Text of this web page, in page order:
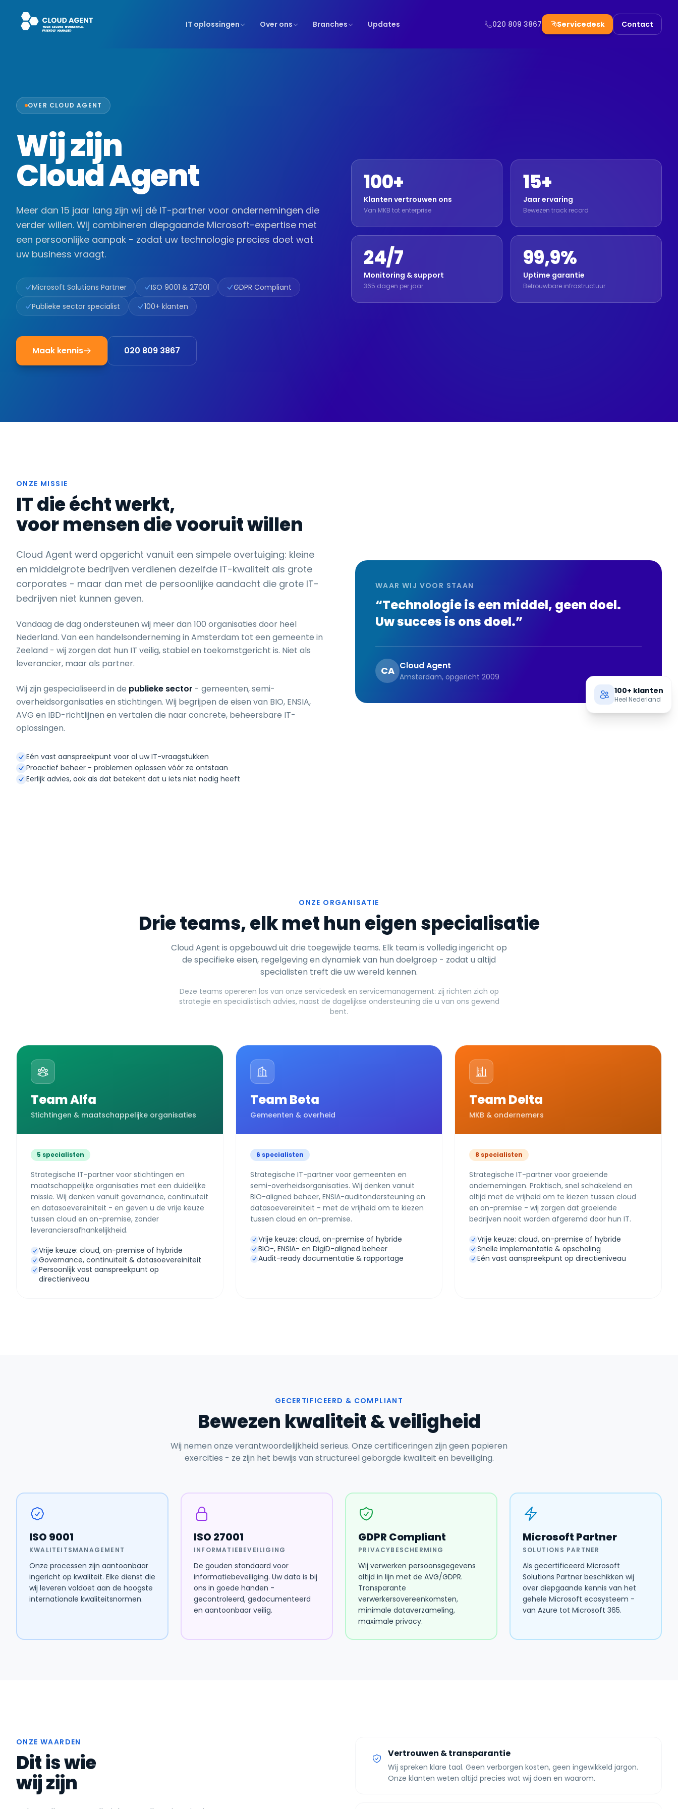
IT oplossingen Over ons Branches Updates 020 809 3867 Servicedesk Contact
OVER CLOUD AGENT
Wij zijn
Cloud Agent
Meer dan 15 jaar lang zijn wij dé IT-partner voor ondernemingen die
verder willen. Wij combineren diepgaande Microsoft-expertise met
een persoonlijke aanpak - zodat uw technologie precies doet wat
uw business vraagt.
Microsoft Solutions Partner ISO 9001 & 27001
GDPR Compliant
Publieke sector specialist
100+ klanten
Maak kennis 020 809 3867
100+
Klanten vertrouwen ons
Van MKB tot enterprise
15+
Jaar ervaring
Bewezen track record
24/7
Monitoring & support
365 dagen per jaar
99,9%
Uptime garantie
Betrouwbare infrastructuur
ONZE MISSIE
IT die écht werkt,
voor mensen die vooruit willen
Cloud Agent werd opgericht vanuit een simpele overtuiging: kleine
en middelgrote bedrijven verdienen dezelfde IT-kwaliteit als grote
corporates - maar dan met de persoonlijke aandacht die grote IT-
bedrijven niet kunnen geven.
Vandaag de dag ondersteunen wij meer dan 100 organisaties door heel
Nederland. Van een handelsonderneming in Amsterdam tot een gemeente in
Zeeland - wij zorgen dat hun IT veilig, stabiel en toekomstgericht is. Niet als
leverancier, maar als partner.
Wij zijn gespecialiseerd in de publieke sector - gemeenten, semi-
overheidsorganisaties en stichtingen. Wij begrijpen de eisen van BIO, ENSIA,
AVG en IBD-richtlijnen en vertalen die naar concrete, beheersbare IT-
oplossingen.
Eén vast aanspreekpunt voor al uw IT-vraagstukken
Proactief beheer - problemen oplossen vóór ze ontstaan
Eerlijk advies, ook als dat betekent dat u iets niet nodig heeft
WAAR WIJ VOOR STAAN
“Technologie is een middel, geen doel.
Uw succes is ons doel.”
CA Cloud Agent
Amsterdam, opgericht 2009
100+ klanten
Heel Nederland
ONZE ORGANISATIE
Drie teams, elk met hun eigen specialisatie
Cloud Agent is opgebouwd uit drie toegewijde teams. Elk team is volledig ingericht op
de specifieke eisen, regelgeving en dynamiek van hun doelgroep - zodat u altijd
specialisten treft die uw wereld kennen.
Deze teams opereren los van onze servicedesk en servicemanagement: zij richten zich op
strategie en specialistisch advies, naast de dagelijkse ondersteuning die u van ons gewend
bent.
Team Alfa
Stichtingen & maatschappelijke organisaties
5 specialisten
Strategische IT-partner voor stichtingen en
maatschappelijke organisaties met een duidelijke
missie. Wij denken vanuit governance, continuïteit
en datasoevereiniteit - en geven u de vrije keuze
tussen cloud en on-premise, zonder
leveranciersafhankelijkheid.
Vrije keuze: cloud, on-premise of hybride
Governance, continuïteit & datasoevereiniteit
Persoonlijk vast aanspreekpunt op
directieniveau
Team Beta
Gemeenten & overheid
6 specialisten
Strategische IT-partner voor gemeenten en
semi-overheidsorganisaties. Wij denken vanuit
BIO-aligned beheer, ENSIA-auditondersteuning en
datasoevereiniteit - met de vrijheid om te kiezen
tussen cloud en on-premise.
Vrije keuze: cloud, on-premise of hybride
BIO-, ENSIA- en DigiD-aligned beheer
Audit-ready documentatie & rapportage
Team Delta
MKB & ondernemers
8 specialisten
Strategische IT-partner voor groeiende
ondernemingen. Praktisch, snel schakelend en
altijd met de vrijheid om te kiezen tussen cloud
en on-premise - wij zorgen dat groeiende
bedrijven nooit worden afgeremd door hun IT.
Vrije keuze: cloud, on-premise of hybride
Snelle implementatie & opschaling
Eén vast aanspreekpunt op directieniveau
GECERTIFICEERD & COMPLIANT
Bewezen kwaliteit & veiligheid
Wij nemen onze verantwoordelijkheid serieus. Onze certificeringen zijn geen papieren
exercities - ze zijn het bewijs van structureel geborgde kwaliteit en beveiliging.
ISO 9001
KWALITEITSMANAGEMENT
Onze processen zijn aantoonbaar
ingericht op kwaliteit. Elke dienst die
wij leveren voldoet aan de hoogste
internationale kwaliteitsnormen.
ISO 27001
INFORMATIEBEVEILIGING
De gouden standaard voor
informatiebeveiliging. Uw data is bij
ons in goede handen -
gecontroleerd, gedocumenteerd
en aantoonbaar veilig.
GDPR Compliant
PRIVACYBESCHERMING
Wij verwerken persoonsgegevens
altijd in lijn met de AVG/GDPR.
Transparante
verwerkersovereenkomsten,
minimale dataverzameling,
maximale privacy.
Microsoft Partner
SOLUTIONS PARTNER
Als gecertificeerd Microsoft
Solutions Partner beschikken wij
over diepgaande kennis van het
gehele Microsoft ecosysteem -
van Azure tot Microsoft 365.
ONZE WAARDEN
Dit is wie
wij zijn
Vertrouwen & transparantie
Wij spreken klare taal. Geen verborgen kosten, geen ingewikkeld jargon.
Onze klanten weten altijd precies wat wij doen en waarom.